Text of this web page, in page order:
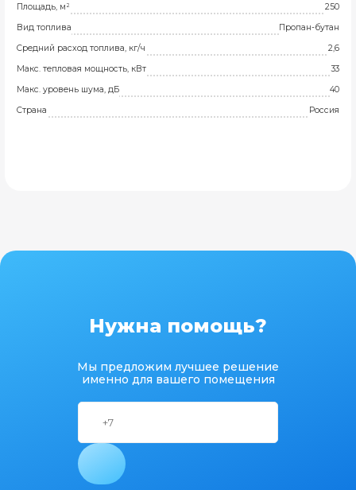
Площадь, м²
250
Вид топлива
Пропан-бутан
Средний расход топлива, кг/ч
2,6
Макс. тепловая мощность, кВт
33
Макс. уровень шума, дБ
40
Страна
Россия
Нужна помощь?
Мы предложим лучшее решение
именно для вашего помещения